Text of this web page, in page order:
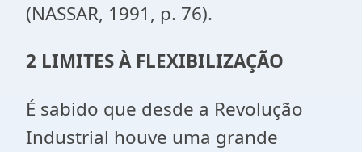
(NASSAR, 1991, p. 76).
2 LIMITES À FLEXIBILIZAÇÃO
É sabido que desde a Revolução
Industrial houve uma grande